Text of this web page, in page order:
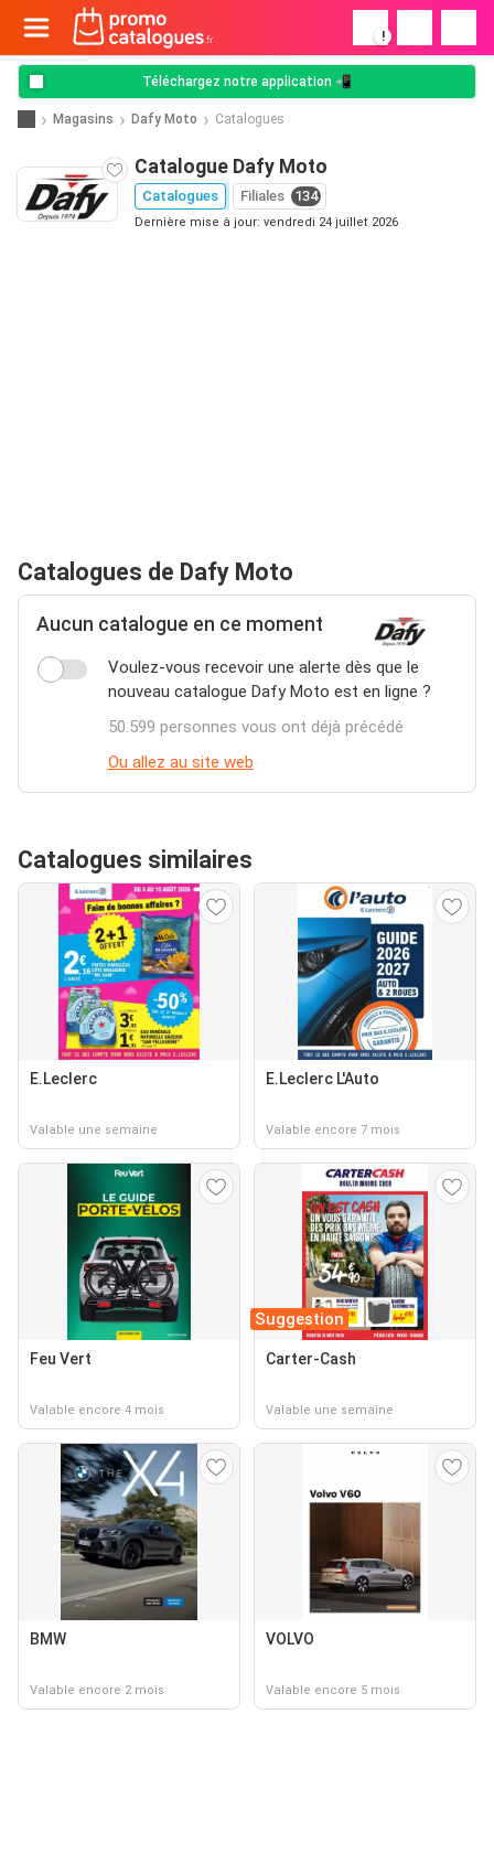
!
Téléchargez notre application 📲
Magasins Dafy Moto Catalogues
Catalogue Dafy Moto
Catalogues Filiales 134
Dernière mise à jour: vendredi 24 juillet 2026
Catalogues de Dafy Moto
Aucun catalogue en ce moment
Voulez-vous recevoir une alerte dès que le
nouveau catalogue Dafy Moto est en ligne ?
50.599 personnes vous ont déjà précédé
Ou allez au site web
Catalogues similaires
E.Leclerc
Valable une semaine
E.Leclerc L'Auto
Valable encore 7 mois
Feu Vert
Valable encore 4 mois
Suggestion
Carter-Cash
Valable une semaine
BMW
Valable encore 2 mois
VOLVO
Valable encore 5 mois